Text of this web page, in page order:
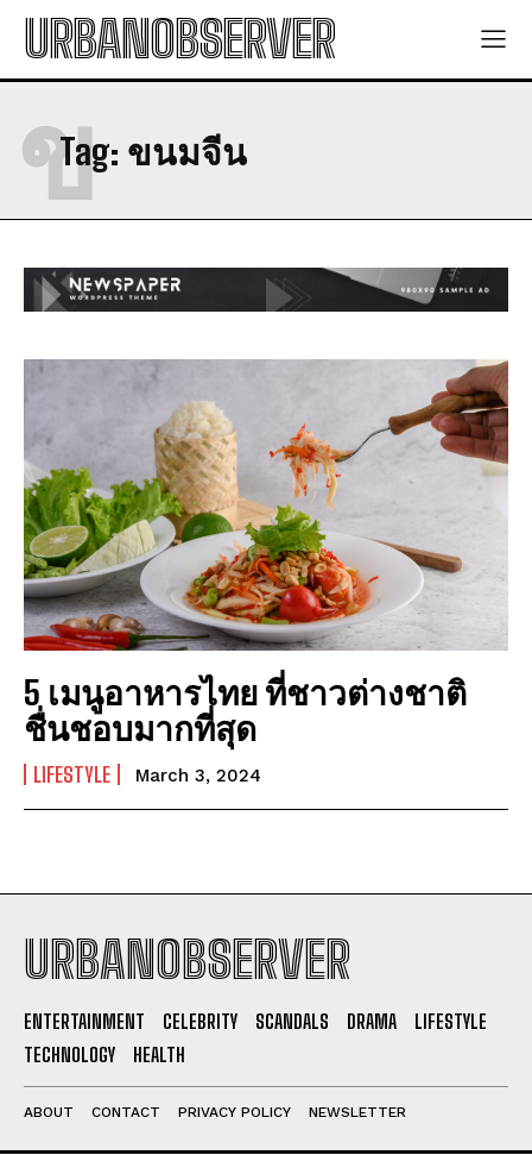
I've read and accept the
URBANOBSERVER
Tag: ขนมจีน
ข
5 เมนูอาหารไทย ที่ชาวต่างชาติ
ชื่นชอบมากที่สุด
LIFESTYLE March 3, 2024
URBANOBSERVER
ENTERTAINMENT CELEBRITY SCANDALS DRAMA
LIFESTYLE
TECHNOLOGY
HEALTH
ABOUT CONTACT PRIVACY POLICY NEWSLETTER